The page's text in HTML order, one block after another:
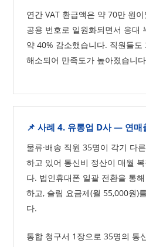
연간 VAT 환급액은 약 70만 원
공용 번호로 일원화되면서 응대
약 40% 감소했습니다. 직원들
해소되어 만족도가 높아졌습니
📌 사례 4. 유통업 D사 — 연
물류·배송 직원 35명이 각기 다
하고 있어 통신비 정산이 매월
다. 법인휴대폰 일괄 전환을 통
하고, 슬림 요금제(월 55,000원)
다.
통합 청구서 1장으로 35명의 통